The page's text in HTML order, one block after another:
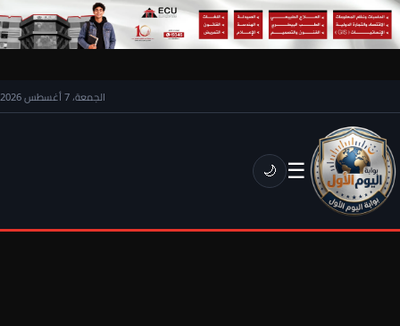
الجمعة، 7 أغسطس 2026
☰
🌙